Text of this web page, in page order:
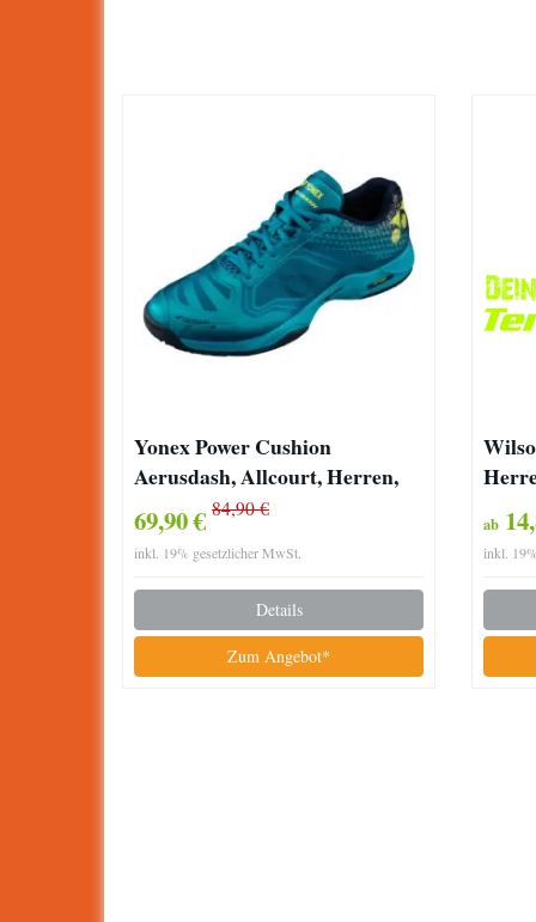
Yonex Power Cushion
Aerusdash, Allcourt, Herren,
blau
69,90 € 84,90 €
inkl. 19% gesetzlicher MwSt.
Details
Zum Angebot*
ab
inkl.